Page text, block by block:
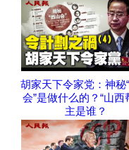
胡家天下令家党：神秘
会”是做什么的？“山西
主是谁？